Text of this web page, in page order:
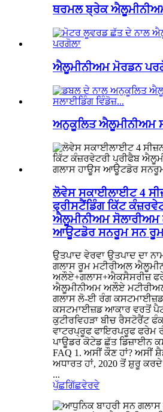
ਥਰਮਲ ਬ੍ਰੇਕ
ਐਲੂਮੀਨੀਅਮ ਮੋਰਡਨ
ਅਨੁਕੂਲਿਤ ਐਲੂਮੀਨੀਅਮ
ਲੋਵੇਸ ਸਕਾਈਲਾਈਟ 4
ਫ੍ਰੀਸਟੈਂਡਿੰਗ ਕਿੱਟ
ਐਲੂਮੀਨੀਅਮ ਸੋਲਾਰੀਅਮ
ਆਊਟਡੋਰ ਸਨਰੂਮ ਸਨ
ਉਤਪਾਦ ਵੇਰਵਾ ਉਤਪਾਦ ਦਾ
ਗਲਾਸ ਰੂਮ ਮਟੀਰੀਅਲ
ਅਲੌਏ+ਗਲਾਸ+ਐਕਸੈਸਰੀਜ਼
ਐਲੂਮੀਨੀਅਮ ਅਲੌਏ
ਗਲਾਸ ਲੋ-ਈ ਰੰਗ
ਕਸਟਮਾਈਜ਼ਡ ਆਕਾਰ ਵਰਤੋਂ
ਕੁਟੀਰਵਿਹੜਾ ਬੀਚ ਰੈਸਟੋਰੈਂਟ
ਵਾਟਰਪ੍ਰੂਫ ਫਾਇਰਪਰੂਫ ਫਰੇਮ
ਪਾਊਡਰ ਕੋਟੇਡ ਛੱਤ ਡਿਜ਼ਾਈਨ
FAQ 1. ਅਸੀਂ ਕੌਣ ਹਾਂ? ਅਸੀਂ
ਅਧਾਰਤ ਹਾਂ, 2020 ਤੋਂ ਸ਼ੁਰੂ
...
ਪੁੱਛਗਿੱਛਵੇਰਵੇ